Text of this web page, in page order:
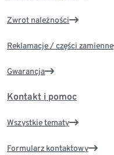
Zwrot należności
Reklamacje / części zamienne
Gwarancja
Kontakt i pomoc
Wszystkie tematy
Formularz kontaktowy